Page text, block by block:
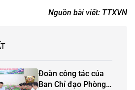
Nguồn bài viết: TTXVN
Đoàn công tác của
Ban Chỉ đạo Phòng